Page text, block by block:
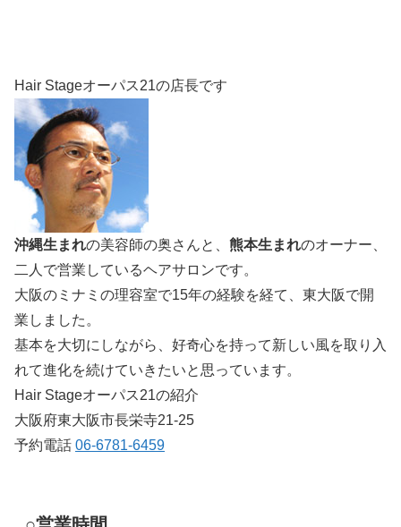
Hair Stageオーパス21の店長です
沖縄生まれの美容師の奥さんと、 熊本生まれのオーナー、
二人で営業しているヘアサロンです。
大阪のミナミの理容室で15年の経験を経て、東大阪で開
業しました。
基本を大切にしながら、好奇心を持って新しい風を取り入
れて進化を続けていきたいと思っています。
Hair Stageオーパス21の紹介
大阪府東大阪市長栄寺21-25
予約電話 06-6781-6459